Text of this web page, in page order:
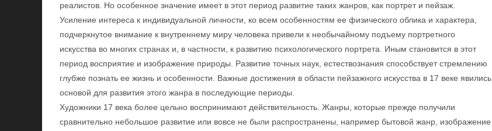
реалистов. Но особенное значение имеет в этот период развитие таких жанров, как портрет и пейзаж.
Усиление интереса к индивидуальной личности, ко всем особенностям ее физического облика и характера,
подчеркнутое внимание к внутреннему миру человека привели к необычайному подъему портретного
искусства во многих странах и, в частности, к развитию психологического портрета. Иным становится в этот
период восприятие и изображение природы. Развитие точных наук, естествознания способствует стремлению
глубже познать ее жизнь и особенности. Важные достижения в области пейзажного искусства в 17 веке явились
основой для развития этого жанра в последующие периоды.
Художники 17 века более цельно воспринимают действительность. Жанры, которые прежде получили
сравнительно небольшое развитие или вовсе не были распространены, например бытовой жанр, изображение